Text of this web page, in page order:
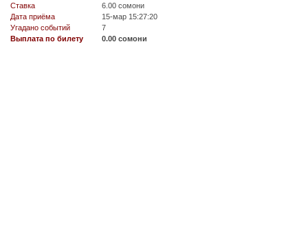
Ставка
6.00 сомони
Дата приёма
15-мар 15:27:20
Угадано событий
7
Выплата по билету
0.00 сомони